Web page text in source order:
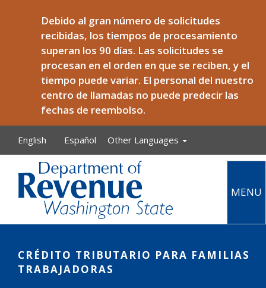
Debido al gran número de solicitudes
recibidas, los tiempos de procesamiento
superan los 90 días. Las solicitudes se
procesan en el orden en que se reciben, y el
tiempo puede variar. El personal del nuestro
centro de llamadas no puede predecir las
fechas de reembolso.
English Español Other Languages
MENU
CRÉDITO TRIBUTARIO PARA FAMILIAS
TRABAJADORAS